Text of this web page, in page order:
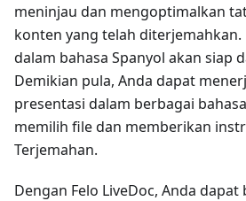
meninjau dan mengoptimalkan
konten yang telah diterjemahkan.
dalam bahasa Spanyol akan siap
Demikian pula, Anda dapat
presentasi dalam berbagai
memilih file dan memberikan
Terjemahan.
Dengan Felo LiveDoc, Anda